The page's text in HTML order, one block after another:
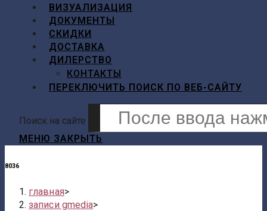
ВИЗУАЛИЗАЦИЯ
ДОКУМЕНТЫ
СКИДКИ
ДОСТАВКА
ДИЛЕРСТВО
КОНТАКТЫ
ПЕРЕКЛЮЧИТЬ ПОИСК ПО ВЕБ-САЙТУ
Поиск на сайте
МЕНЮ ЗАКРЫТЬ
8036
главная>
записи gmedia>